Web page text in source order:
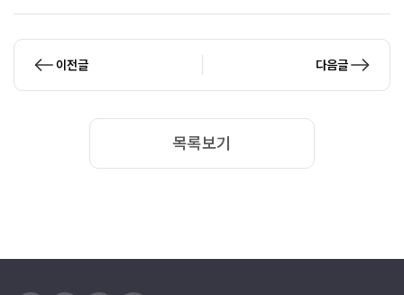
이전글 다음글
목록보기